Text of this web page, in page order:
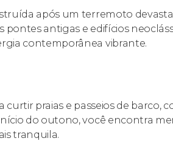
após um terremoto
antigas e edifícios
contemporânea vibrante.
curtir praias e passeios de barco,
do outono, você encontra
tranquila.